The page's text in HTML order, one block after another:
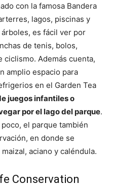
con la famosa Bandera
lagos, piscinas y
es fácil ver por
de tenis, bolos,
Además cuenta,
amplio espacio para
en el Garden Tea
juegos infantiles o
por el lago del parque.
el parque también
en donde se
aciano y caléndula.
Conservation